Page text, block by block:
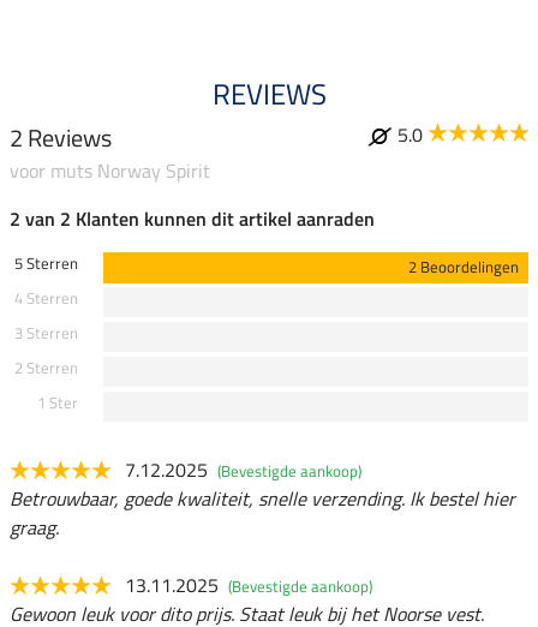
REVIEWS
2 Reviews
5.0
voor muts Norway Spirit
2 van 2 Klanten kunnen dit artikel aanraden
5 Sterren
2 Beoordelingen
4 Sterren
3 Sterren
2 Sterren
1 Ster
7.12.2025 (Bevestigde aankoop)
Betrouwbaar, goede kwaliteit, snelle verzending. Ik bestel hier
graag.
13.11.2025 (Bevestigde aankoop)
Gewoon leuk voor dito prijs. Staat leuk bij het Noorse vest.